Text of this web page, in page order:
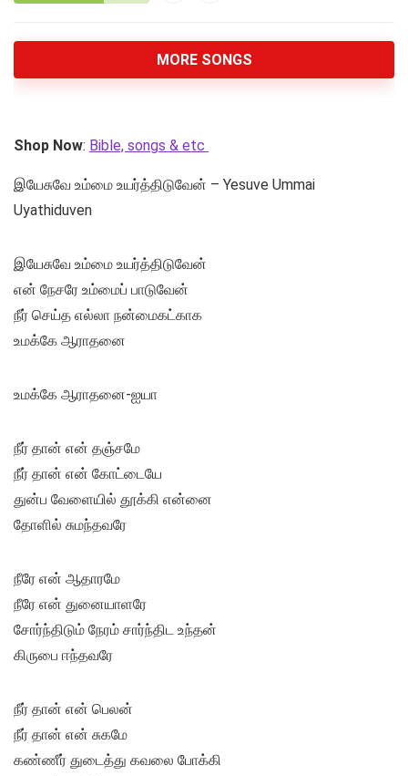
MORE SONGS
Shop Now: Bible, songs & etc
இயேசுவே உம்மை உயர்த்திடுவேன் – Yesuve Ummai
Uyathiduven
இயேசுவே உம்மை உயர்த்திடுவேன்
என் நேசரே உம்மைப் பாடுவேன்
நீர் செய்த எல்லா நன்மைகட்காக
உமக்கே ஆராதனை
உமக்கே ஆராதனை-ஐயா
நீர் தான் என் தஞ்சமே
நீர் தான் என் கோட்டையே
துன்ப வேளையில் தூக்கி என்னை
தோளில் சுமந்தவரே
நீரே என் ஆதாரமே
நீரே என் துனையாளரே
சோர்ந்திடும் நேரம் சார்ந்திட உந்தன்
கிருபை ஈந்தவரே
நீர் தான் என் பெலன்
நீர் தான் என் சுகமே
கண்ணீர் துடைத்து கவலை போக்கி